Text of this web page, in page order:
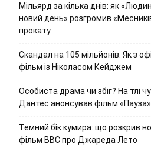
Мільярд за кілька днів: як
новий день» розгромив
прокату
Скандал на 105 мільйонів: Як з
фільм із Ніколасом Кейджем
Особиста драма чи збіг? На тлі
Дантес анонсував фільм «Пауза»
Темний бік кумира: що розкрив
фільм ВВС про Джареда Лето